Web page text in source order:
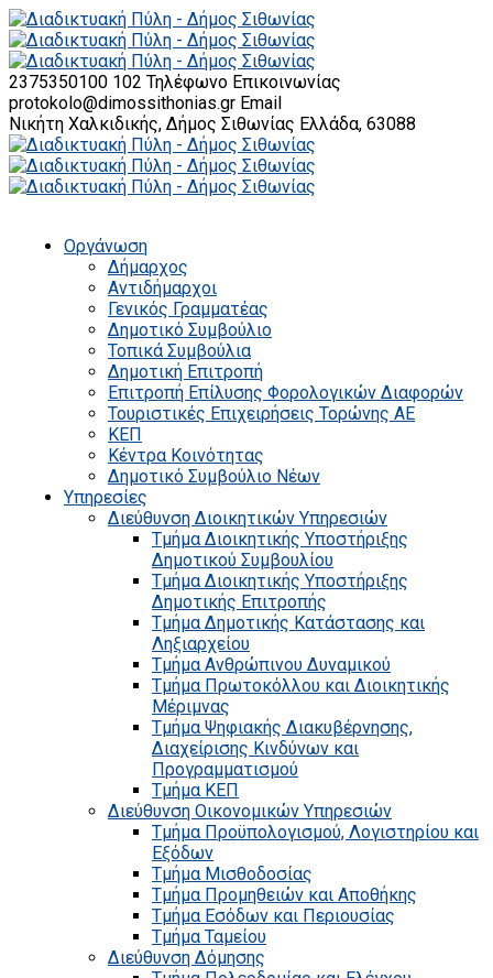
2375350100 102 Τηλέφωνο Επικοινωνίας
protokolo@dimossithonias.gr Email
Νικήτη Χαλκιδικής, Δήμος Σιθωνίας Ελλάδα, 63088
Οργάνωση
Δήμαρχος
Αντιδήμαρχοι
Γενικός Γραμματέας
Δημοτικό Συμβούλιο
Τοπικά Συμβούλια
Δημοτική Επιτροπή
Επιτροπή Επίλυσης Φορολογικών Διαφορών
Τουριστικές Επιχειρήσεις Τορώνης ΑΕ
ΚΕΠ
Κέντρα Κοινότητας
Δημοτικό Συμβούλιο Νέων
Υπηρεσίες
Διεύθυνση Διοικητικών Υπηρεσιών
Τμήμα Διοικητικής Υποστήριξης
Δημοτικού Συμβουλίου
Τμήμα Διοικητικής Υποστήριξης
Δημοτικής Επιτροπής
Τμήμα Δημοτικής Κατάστασης και
Ληξιαρχείου
Τμήμα Ανθρώπινου Δυναμικού
Τμήμα Πρωτοκόλλου και Διοικητικής
Μέριμνας
Τμήμα Ψηφιακής Διακυβέρνησης,
Διαχείρισης Κινδύνων και
Προγραμματισμού
Τμήμα ΚΕΠ
Διεύθυνση Οικονομικών Υπηρεσιών
Τμήμα Προϋπολογισμού, Λογιστηρίου και
Εξόδων
Τμήμα Μισθοδοσίας
Τμήμα Προμηθειών και Αποθήκης
Τμήμα Εσόδων και Περιουσίας
Τμήμα Ταμείου
Διεύθυνση Δόμησης